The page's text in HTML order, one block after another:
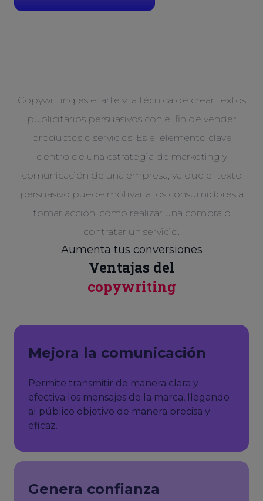
Copywriting es el arte y la técnica de crear textos
publicitarios persuasivos con el fin de vender
productos o servicios. Es el elemento clave
dentro de una estrategia de marketing y
comunicación de una empresa, ya que el texto
persuasivo puede motivar a los consumidores a
tomar acción, como realizar una compra o
contratar un servicio.
Aumenta tus conversiones
Ventajas del
copywriting
Mejora la comunicación
Permite transmitir de manera clara y
efectiva los mensajes de la marca, llegando
al público objetivo de manera precisa y
eficaz.
Genera confianza